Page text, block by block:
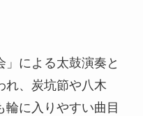
による太鼓演奏と
れ、炭坑節や八木
に入りやすい曲目